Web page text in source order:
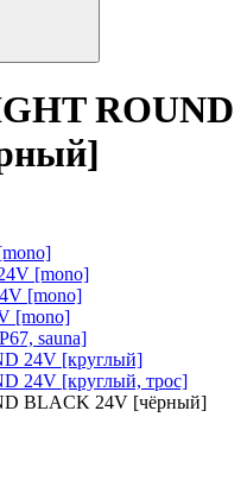
ROUND
[mono]
[mono]
[mono]
sauna]
24V [круглый]
24V [круглый, трос]
BLACK 24V [чёрный]